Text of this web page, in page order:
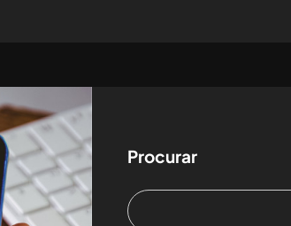
Procurar